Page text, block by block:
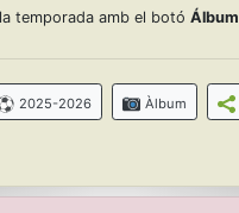
temporada amb el botó Álbum
2025-2026 Àlbum